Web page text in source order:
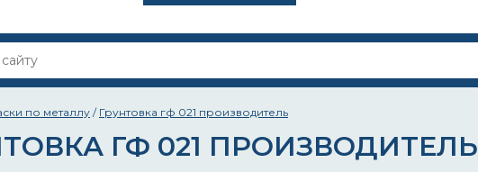
по металлу / Грунтовка гф 021 производитель
ГФ 021 ПРОИЗВОДИТЕЛЬ